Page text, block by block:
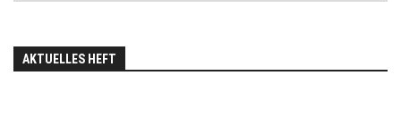
AKTUELLES HEFT